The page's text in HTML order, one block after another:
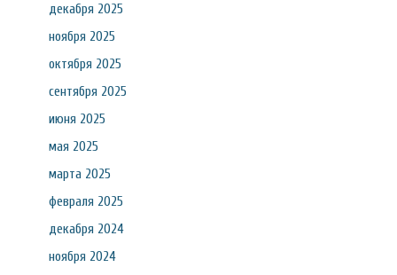
декабря 2025
ноября 2025
октября 2025
сентября 2025
июня 2025
мая 2025
марта 2025
февраля 2025
декабря 2024
ноября 2024